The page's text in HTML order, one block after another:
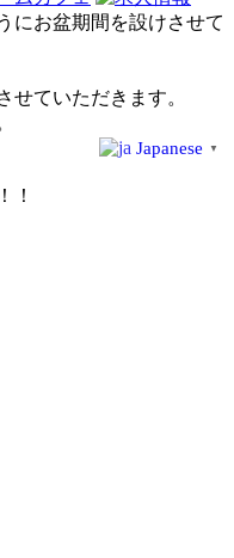
にお盆期間を設けさせて
せていただきます。
Japanese ▼
！